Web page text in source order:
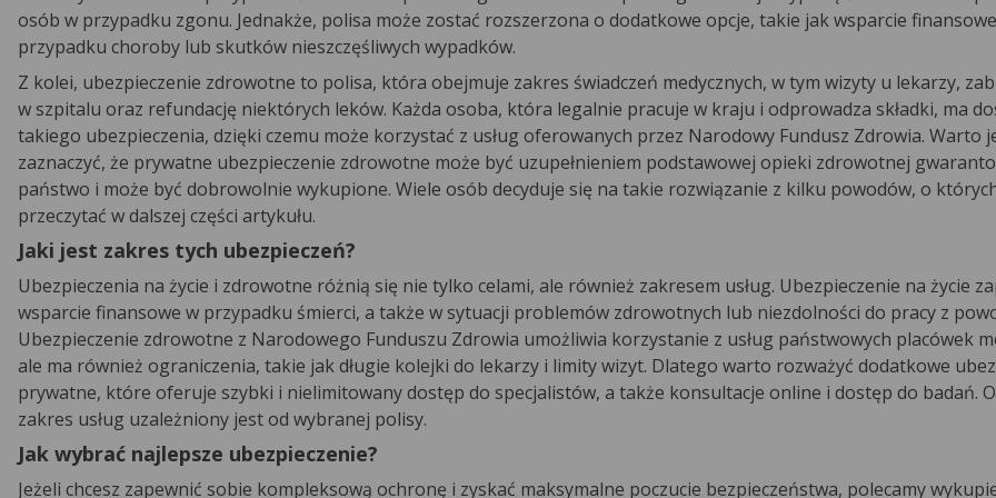
osób w przypadku zgonu. Jednakże, polisa może zostać rozszerzona o dodatkowe opcje, takie jak wsparcie
przypadku choroby lub skutków nieszczęśliwych wypadków.
Z kolei, ubezpieczenie zdrowotne to polisa, która obejmuje zakres świadczeń medycznych, w tym wizyty u lekarzy,
w szpitalu oraz refundację niektórych leków. Każda osoba, która legalnie pracuje w kraju i odprowadza składki, ma
takiego ubezpieczenia, dzięki czemu może korzystać z usług oferowanych przez Narodowy Fundusz Zdrowia. Warto
zaznaczyć, że prywatne ubezpieczenie zdrowotne może być uzupełnieniem podstawowej opieki zdrowotnej
państwo i może być dobrowolnie wykupione. Wiele osób decyduje się na takie rozwiązanie z kilku powodów, o
przeczytać w dalszej części artykułu.
Jaki jest zakres tych ubezpieczeń?
Ubezpieczenia na życie i zdrowotne różnią się nie tylko celami, ale również zakresem usług. Ubezpieczenie na życie
wsparcie finansowe w przypadku śmierci, a także w sytuacji problemów zdrowotnych lub niezdolności do pracy z
Ubezpieczenie zdrowotne z Narodowego Funduszu Zdrowia umożliwia korzystanie z usług państwowych placówek
ale ma również ograniczenia, takie jak długie kolejki do lekarzy i limity wizyt. Dlatego warto rozważyć dodatkowe
prywatne, które oferuje szybki i nielimitowany dostęp do specjalistów, a także konsultacje online i dostęp do badań.
zakres usług uzależniony jest od wybranej polisy.
Jak wybrać najlepsze ubezpieczenie?
Jeżeli chcesz zapewnić sobie kompleksową ochronę i zyskać maksymalne poczucie bezpieczeństwa, polecamy